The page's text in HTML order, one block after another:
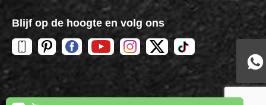
Blijf op de hoogte en volg ons